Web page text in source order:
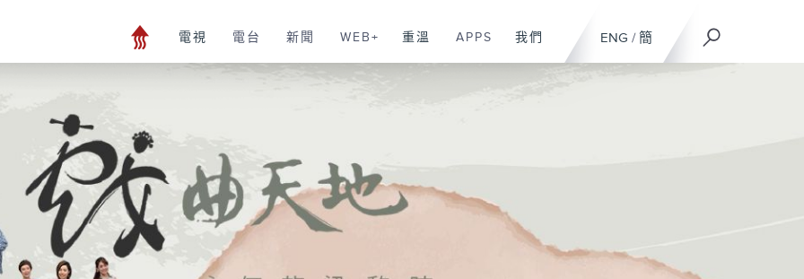
ENG / 簡
電視 電台 新聞 WEB+ 重溫 APPS 我們